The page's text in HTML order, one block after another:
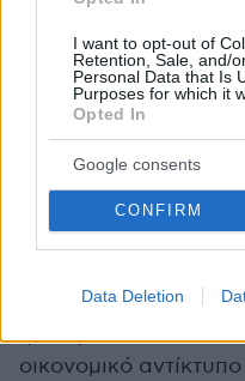
I want to opt-out of
Retention, Sale, and/
Personal Data that Is
Purposes for which it
Opted In
Google consents
CONFIRM
Data Deletion
λέγοντας για την
πρόκειται για μία
Ο Δρ Σπύρος
Μιχάλη Μανή και
«Είναι τεχνολογικά
αποκτά πραγματική
ηλεκτρικό δίκτυο
οικονομικό